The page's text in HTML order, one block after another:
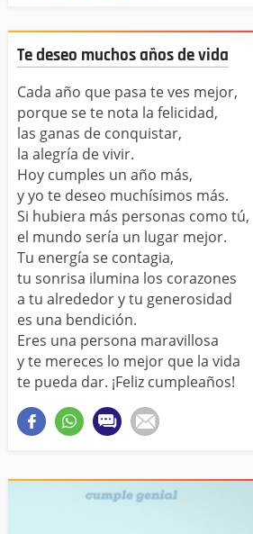
Te deseo muchos años de vida
Cada año que pasa te ves mejor,
porque se te nota la felicidad,
las ganas de conquistar,
la alegría de vivir.
Hoy cumples un año más,
y yo te deseo muchísimos más.
Si hubiera más personas como tú,
el mundo sería un lugar mejor.
Tu energía se contagia,
tu sonrisa ilumina los corazones
a tu alrededor y tu generosidad
es una bendición.
Eres una persona maravillosa
y te mereces lo mejor que la vida
te pueda dar. ¡Feliz cumpleaños!